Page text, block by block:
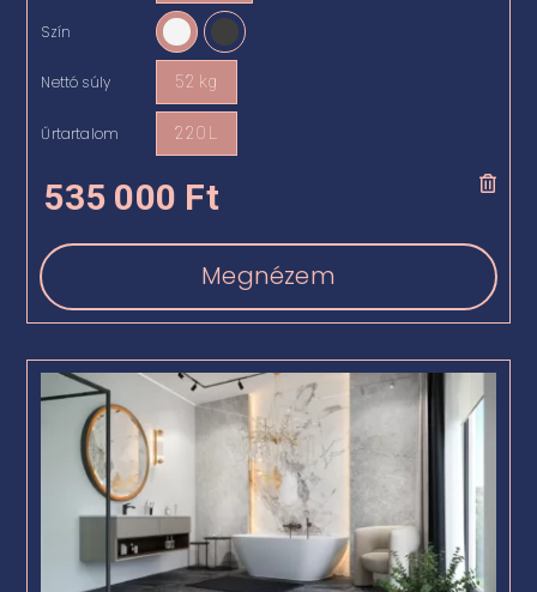
Szín
Nettó súly 52 kg
Űrtartalom 220 L
535 000 Ft
Megnézem